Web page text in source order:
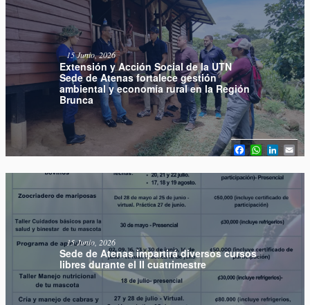
Extensión y Acción Social de la UTN
Sede de Atenas fortalece gestión
ambiental y economía rural en la Región
Brunca
15 Junio, 2026
Facebook
Sede de Atenas impartirá diversos cursos
libres durante el II cuatrimestre
15 Junio, 2026